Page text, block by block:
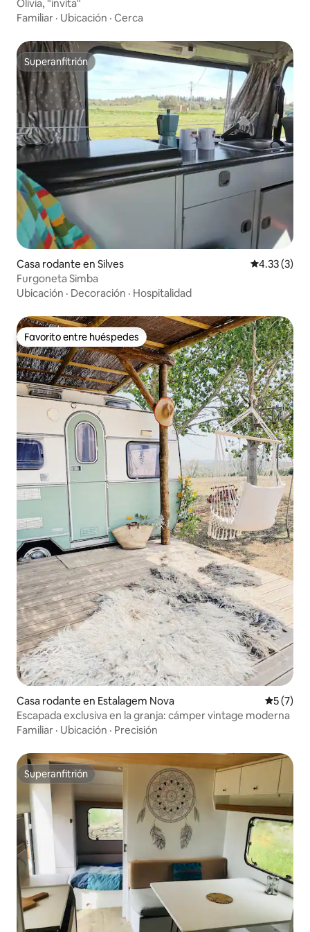
Olivia, "invita"
Familiar · Ubicación · Cerca
Superanfitrión
Superanfitrión
Casa rodante en Silves Calificación
4.33 (3)
Furgoneta Simba
Ubicación · Decoración · Hospitalidad
Favorito entre huéspedes
Favorito entre huéspedes
Casa rodante en Estalagem Nova
5 (7)
Escapada exclusiva en la granja: cámper vintage moderna
Familiar · Ubicación · Precisión
Superanfitrión
Superanfitrión